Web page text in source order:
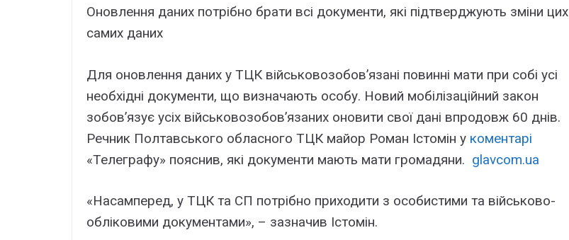
Оновлення даних потрібно брати всі документи, які підтверджують зміни цих
самих даних
Для оновлення даних у ТЦК військовозобов’язані повинні мати при собі усі
необхідні документи, що визначають особу. Новий мобілізаційний закон
зобов’язує усіх військовозобов’язаних оновити свої дані впродовж 60 днів.
Речник Полтавського обласного ТЦК майор Роман Істомін у коментарі
«Телеграфу» пояснив, які документи мають мати громадяни. glavcom.ua
«Насамперед, у ТЦК та СП потрібно приходити з особистими та військово-
обліковими документами», – зазначив Істомін.